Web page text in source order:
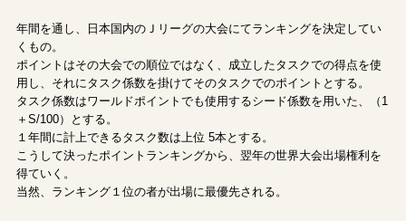
年間を通し、日本国内のＪリーグの大会にてランキングを決定してい
くもの。
ポイントはその大会での順位ではなく、成立したタスクでの得点を使
用し、それにタスク係数を掛けてそのタスクでのポイントとする。
タスク係数はワールドポイントでも使用するシード係数を用いた、（1
＋S/100）とする。
１年間に計上できるタスク数は上位 5本とする。
こうして決ったポイントランキングから、翌年の世界大会出場権利を
得ていく。
当然、ランキング１位の者が出場に最優先される。